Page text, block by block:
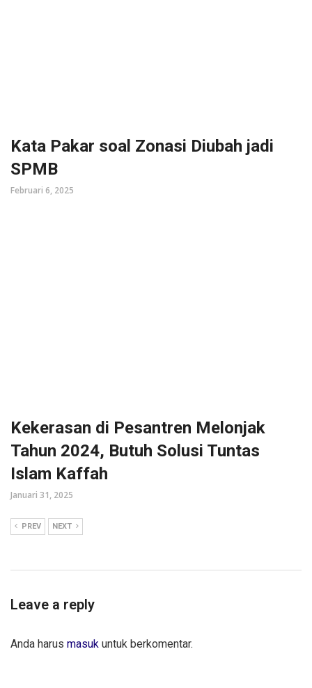
Kata Pakar soal Zonasi Diubah jadi
SPMB
Februari 6, 2025
Kekerasan di Pesantren Melonjak
Tahun 2024, Butuh Solusi Tuntas
Islam Kaffah
Januari 31, 2025
PREV NEXT
Leave a reply
Anda harus masuk untuk berkomentar.